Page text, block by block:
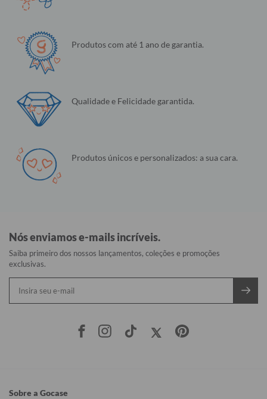
Produtos com até 1 ano de garantia.
Qualidade e Felicidade garantida.
Produtos únicos e personalizados: a sua cara.
Nós enviamos e-mails incríveis.
Saiba primeiro dos nossos lançamentos, coleções e promoções
exclusivas.
Sobre a Gocase